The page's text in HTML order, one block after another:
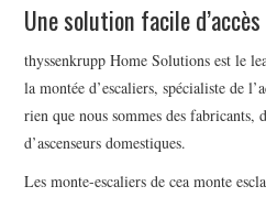
Une solution facile
thyssenkrupp Home Solutions est le
la montée d’escaliers, spécialiste de
rien que nous sommes des
d’ascenseurs domestiques.
Les monte-escaliers de cea monte